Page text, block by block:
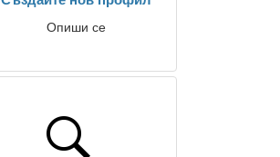
Опиши се